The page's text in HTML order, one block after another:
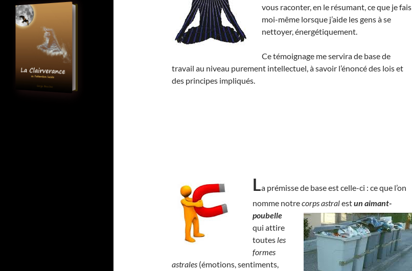
vous raconter, en le résumant, ce que je fais
moi-même lorsque j’aide les gens à se
nettoyer, énergétiquement.
Ce témoignage me servira de base de
travail au niveau purement intellectuel, à savoir l’énoncé des lois et
des principes impliqués.
La prémisse de base est celle-ci : ce que l’on
nomme notrecorps astralestun aimant-
poubelle
qui attire
toutes les
formes
astrales (émotions, sentiments,